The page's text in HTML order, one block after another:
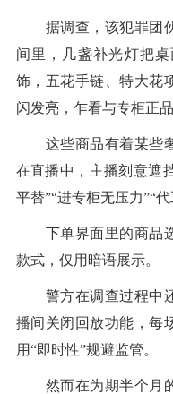
据调查，该犯罪团伙
间里，几盏补光灯把
饰，五花手链、特大花
闪发亮，乍看与专柜正品
这些商品有着某些奢
在直播中，主播刻意遮
平替”“进专柜无压力”“代
下单界面里的商品选
款式，仅用暗语展示。
警方在调查过程中还
播间关闭回放功能，每
用“即时性”规避监管。
然而在为期半个月的